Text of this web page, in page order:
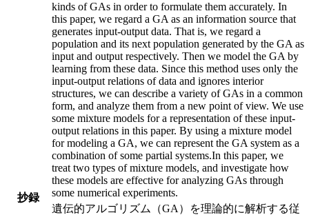
抄録
kinds of GAs in order to formulate them accurately. In
this paper, we regard a GA as an information source that
generates input-output data. That is, we regard a
population and its next population generated by the GA as
input and output respectively. Then we model the GA by
learning from these data. Since this method uses only the
input-output relations of data and ignores interior
structures, we can describe a variety of GAs in a common
form, and analyze them from a new point of view. We use
some mixture models for a representation of these input-
output relations in this paper. By using a mixture model
for modeling a GA, we can represent the GA system as a
combination of some partial systems.In this paper, we
treat two types of mixture models, and investigate how
these models are effective for analyzing GAs through
some numerical experiments.
遺伝的アルゴリズム（GA）を理論的に解析する従